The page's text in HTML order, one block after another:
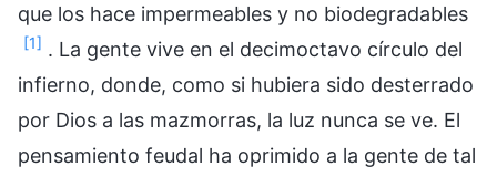
que los hace impermeables y no biodegradables
[1] . La gente vive en el decimoctavo círculo del
infierno, donde, como si hubiera sido desterrado
por Dios a las mazmorras, la luz nunca se ve. El
pensamiento feudal ha oprimido a la gente de tal